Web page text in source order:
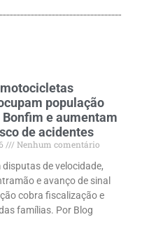
população
Bonfim e aumentam
de acidentes
Nenhum comentário
de velocidade,
e avanço de sinal
cobra fiscalização e
famílias. Por Blog